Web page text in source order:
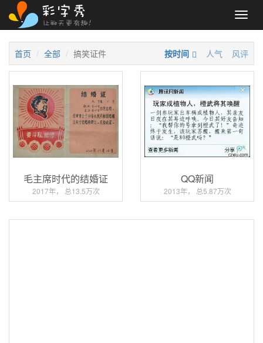
首页 全部 搞笑证件 按时间 人气 风评
毛主席时代的结婚证
2017年， 总13.5万次
QQ新闻
2013年， 总5.87万次